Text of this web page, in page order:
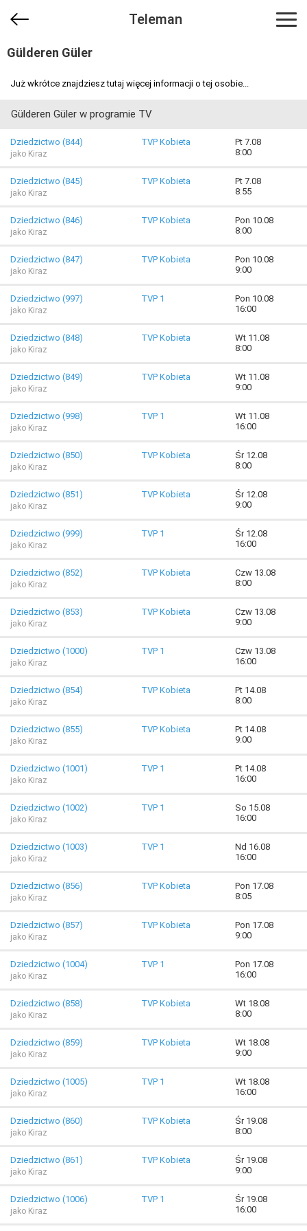
Teleman
Gülderen Güler
Już wkrótce znajdziesz tutaj więcej informacji o tej osobie...
Gülderen Güler w programie TV
Dziedzictwo (844)
jako Kiraz
TVP Kobieta
Pt 7.08
8:00
Dziedzictwo (845)
jako Kiraz
TVP Kobieta
Pt 7.08
8:55
Dziedzictwo (846)
jako Kiraz
TVP Kobieta
Pon 10.08
8:00
Dziedzictwo (847)
jako Kiraz
TVP Kobieta
Pon 10.08
9:00
Dziedzictwo (997)
jako Kiraz
TVP 1
Pon 10.08
16:00
Dziedzictwo (848)
jako Kiraz
TVP Kobieta
Wt 11.08
8:00
Dziedzictwo (849)
jako Kiraz
TVP Kobieta
Wt 11.08
9:00
Dziedzictwo (998)
jako Kiraz
TVP 1
Wt 11.08
16:00
Dziedzictwo (850)
jako Kiraz
TVP Kobieta
Śr 12.08
8:00
Dziedzictwo (851)
jako Kiraz
TVP Kobieta
Śr 12.08
9:00
Dziedzictwo (999)
jako Kiraz
TVP 1
Śr 12.08
16:00
Dziedzictwo (852)
jako Kiraz
TVP Kobieta
Czw 13.08
8:00
Dziedzictwo (853)
jako Kiraz
TVP Kobieta
Czw 13.08
9:00
Dziedzictwo (1000)
jako Kiraz
TVP 1
Czw 13.08
16:00
Dziedzictwo (854)
jako Kiraz
TVP Kobieta
Pt 14.08
8:00
Dziedzictwo (855)
jako Kiraz
TVP Kobieta
Pt 14.08
9:00
Dziedzictwo (1001)
jako Kiraz
TVP 1
Pt 14.08
16:00
Dziedzictwo (1002)
jako Kiraz
TVP 1
So 15.08
16:00
Dziedzictwo (1003)
jako Kiraz
TVP 1
Nd 16.08
16:00
Dziedzictwo (856)
jako Kiraz
TVP Kobieta
Pon 17.08
8:05
Dziedzictwo (857)
jako Kiraz
TVP Kobieta
Pon 17.08
9:00
Dziedzictwo (1004)
jako Kiraz
TVP 1
Pon 17.08
16:00
Dziedzictwo (858)
jako Kiraz
TVP Kobieta
Wt 18.08
8:00
Dziedzictwo (859)
jako Kiraz
TVP Kobieta
Wt 18.08
9:00
Dziedzictwo (1005)
jako Kiraz
TVP 1
Wt 18.08
16:00
Dziedzictwo (860)
jako Kiraz
TVP Kobieta
Śr 19.08
8:00
Dziedzictwo (861)
jako Kiraz
TVP Kobieta
Śr 19.08
9:00
Dziedzictwo (1006)
jako Kiraz
TVP 1
Śr 19.08
16:00